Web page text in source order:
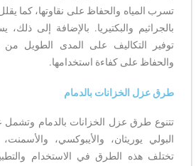
تسرب المياه والحفاظ على نقاوتها، كما
بالجراثيم والبكتيريا. بالإضافة إلى
توفير التكاليف على المدى الطويل
والحفاظ على كفاءة استخدامها.
طرق عزل الخزانات بالدمام
تتنوع طرق عزل الخزانات بالدمام وتشمل
البولي يوريثان، والأيبوكسي،
تختلف هذه الطرق في الاستخدام